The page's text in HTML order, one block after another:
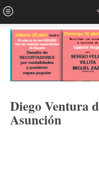
Diego Ventura
Asunción